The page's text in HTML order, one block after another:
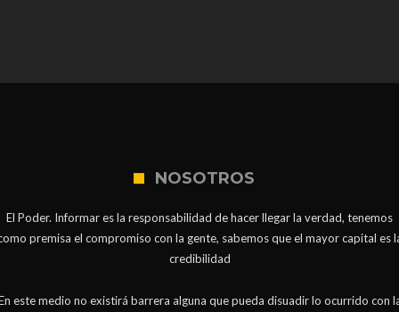
NOSOTROS
El Poder. Informar es la responsabilidad de hacer llegar la verdad, tenemos
premisa el compromiso con la gente, sabemos que el mayor capital es
credibilidad
este medio no existirá barrera alguna que pueda disuadir lo ocurrido con